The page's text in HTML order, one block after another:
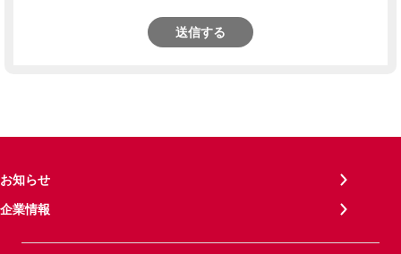
送信する
お知らせ
企業情報